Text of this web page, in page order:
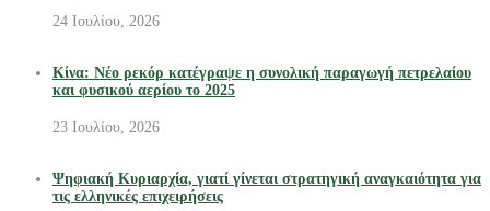
24 Ιουλίου, 2026
Κίνα: Νέο ρεκόρ κατέγραψε η συνολική παραγωγή πετρελαίου
και φυσικού αερίου το 2025
23 Ιουλίου, 2026
Ψηφιακή Κυριαρχία, γιατί γίνεται στρατηγική αναγκαιότητα για
τις ελληνικές επιχειρήσεις